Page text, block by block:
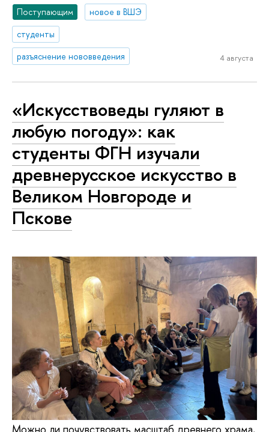
Поступающим
новое в ВШЭ
студенты
разъяснение нововведения
4 августа
«Искусствоведы гуляют в
любую погоду»: как
студенты ФГН изучали
древнерусское искусство в
Великом Новгороде и
Пскове